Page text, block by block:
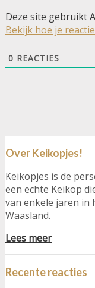
Deze site gebruikt
Bekijk hoe je
0 REACTIES
Over Keikopjes!
Keikopjes is de
een echte Keikop
van enkele jaren in
Waasland.
Lees meer
Recente reacties